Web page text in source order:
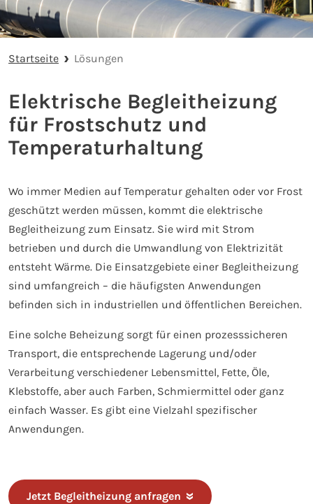
Startseite Lösungen
Elektrische Begleitheizung
für Frostschutz und
Temperaturhaltung
Wo immer Medien auf Temperatur gehalten oder vor Frost
geschützt werden müssen, kommt die elektrische
Begleitheizung zum Einsatz. Sie wird mit Strom
betrieben und durch die Umwandlung von Elektrizität
entsteht Wärme. Die Einsatzgebiete einer Begleitheizung
sind umfangreich – die häufigsten Anwendungen
befinden sich in industriellen und öffentlichen Bereichen.
Eine solche Beheizung sorgt für einen prozesssicheren
Transport, die entsprechende Lagerung und/oder
Verarbeitung verschiedener Lebensmittel, Fette, Öle,
Klebstoffe, aber auch Farben, Schmiermittel oder ganz
einfach Wasser. Es gibt eine Vielzahl spezifischer
Anwendungen.
Jetzt Begleitheizung anfragen